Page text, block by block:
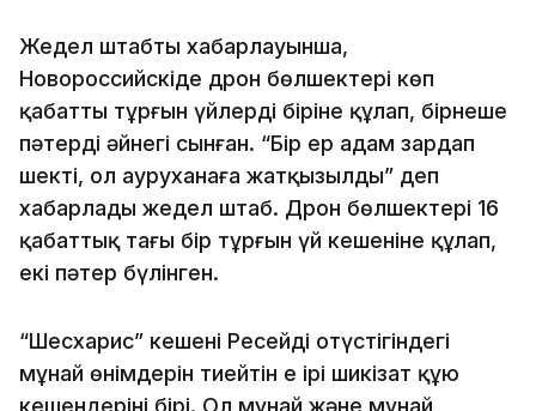
Жедел штабтың хабарлауынша,
Новороссийскіде дрон бөлшектері көп
қабатты тұрғын үйлердің біріне құлап, бірнеше
пәтердің әйнегі сынған. “Бір ер адам зардап
шекті, ол ауруханаға жатқызылды” деп
хабарлады жедел штаб. Дрон бөлшектері 16
қабаттық тағы бір тұрғын үй кешеніне құлап,
екі пәтер бүлінген.
“Шесхарис” кешені Ресейдің оңтүстігіндегі
мұнай өнімдерін тиейтін ең ірі шикізат құю
кешендерінің бірі. Ол мұнай және мұнай